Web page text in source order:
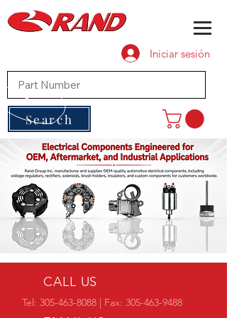
Iniciar sesión
Search
CALL US
Tel: 305-463-8088 | Fax: 305-463-9488